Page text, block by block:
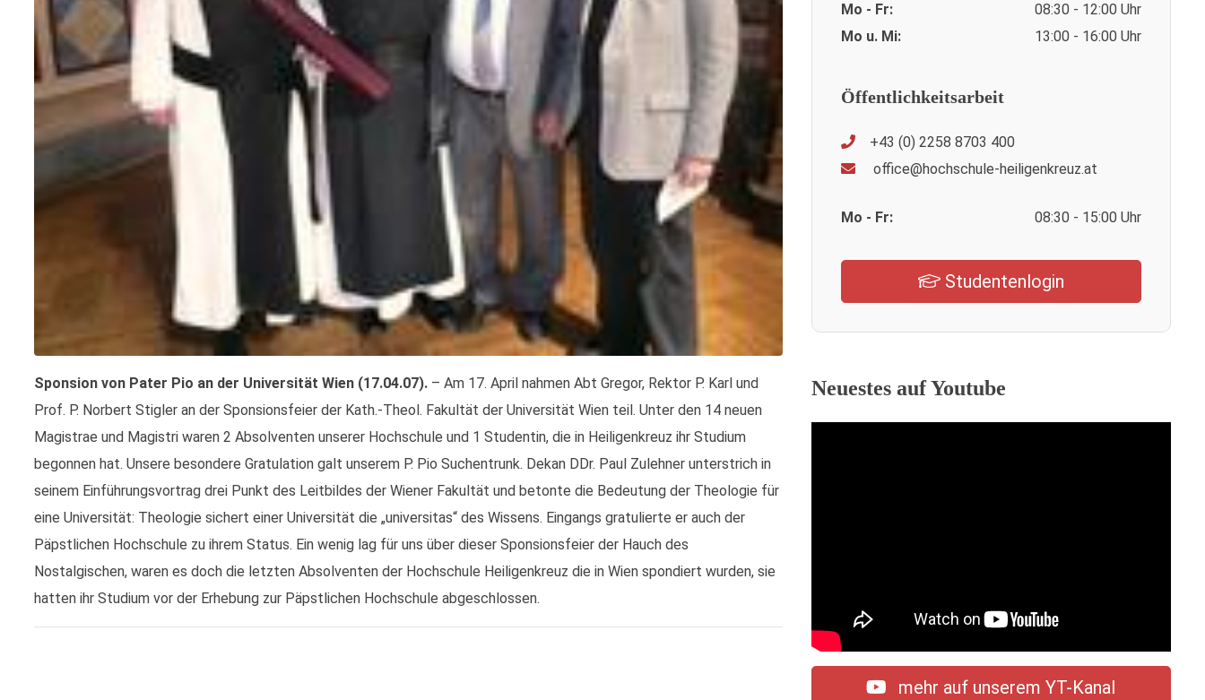
Sponsion von Pater Pio an der Universität Wien (17.04.07). – Am 17. April nahmen Abt Gregor, Rektor P. Karl und
Prof. P. Norbert Stigler an der Sponsionsfeier der Kath.-Theol. Fakultät der Universität Wien teil. Unter den 14 neuen
Magistrae und Magistri waren 2 Absolventen unserer Hochschule und 1 Studentin, die in Heiligenkreuz ihr Studium
begonnen hat. Unsere besondere Gratulation galt unserem P. Pio Suchentrunk. Dekan DDr. Paul Zulehner unterstrich in
seinem Einführungsvortrag drei Punkt des Leitbildes der Wiener Fakultät und betonte die Bedeutung der Theologie für
eine Universität: Theologie sichert einer Universität die „universitas“ des Wissens. Eingangs gratulierte er auch der
Päpstlichen Hochschule zu ihrem Status. Ein wenig lag für uns über dieser Sponsionsfeier der Hauch des
Nostalgischen, waren es doch die letzten Absolventen der Hochschule Heiligenkreuz die in Wien spondiert wurden, sie
hatten ihr Studium vor der Erhebung zur Päpstlichen Hochschule abgeschlossen.
Mo - Fr:
08:30 - 12:00 Uhr
Mo u. Mi:
13:00 - 16:00 Uhr
Öffentlichkeitsarbeit
+43 (0) 2258 8703 400
office@hochschule-heiligenkreuz.at
Mo - Fr: 08:30 - 15:00 Uhr
Studentenlogin
Neuestes auf Youtube
mehr auf unserem YT-Kanal